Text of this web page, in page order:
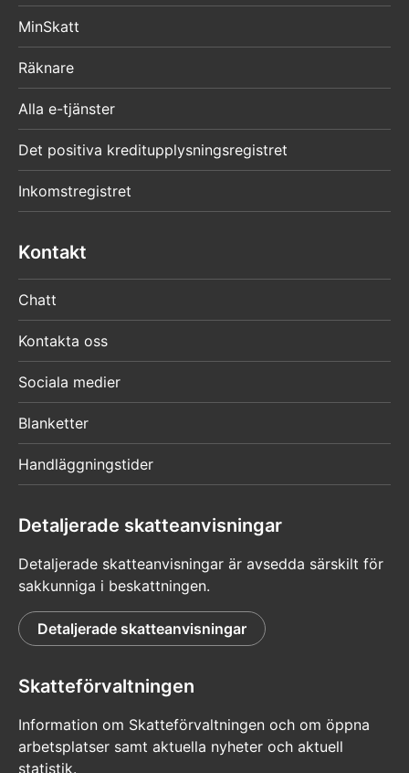
MinSkatt
Räknare
Alla e-tjänster
Det positiva kreditupplysningsregistret
Inkomstregistret
Kontakt
Chatt
Kontakta oss
Sociala medier
Blanketter
Handläggningstider
Detaljerade skatteanvisningar
Detaljerade skatteanvisningar är avsedda särskilt för
sakkunniga i beskattningen.
Detaljerade skatteanvisningar
Skatteförvaltningen
Information om Skatteförvaltningen och om öppna
arbetsplatser samt aktuella nyheter och aktuell
statistik.